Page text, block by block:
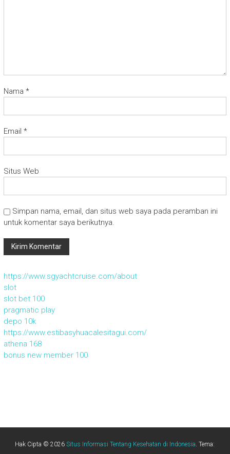
Nama *
Email *
Situs Web
Simpan nama, email, dan situs web saya pada peramban ini
untuk komentar saya berikutnya.
https://www.sgyachtcruise.com/about
slot
slot bet 100
pragmatic play
depo 10k
https://www.estibasyhuacalesitagui.com/
athena 168
bonus new member 100
Hak Cipta © 2026Situs Informasi Tentang Kesehatan di Indonesia. Tema: